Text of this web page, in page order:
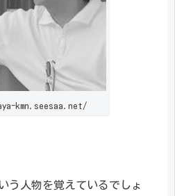
kmn.seesaa.net/
う人物を覚えているでしょ